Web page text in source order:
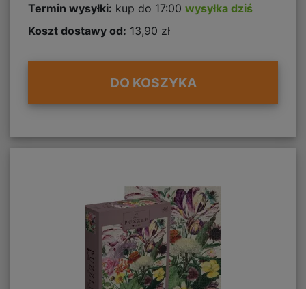
Termin wysyłki: kup do 17:00 wysyłka dziś
Koszt dostawy od: 13,90 zł
DO KOSZYKA